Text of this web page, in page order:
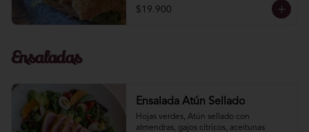
$19.900
Ensaladas
Ensalada Atún Sellado
Hojas verdes, Atún sellado con
almendras, gajos cítricos, aceitunas